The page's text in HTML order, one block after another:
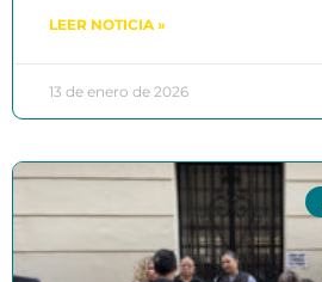
LEER NOTICIA »
13 de enero de 2026